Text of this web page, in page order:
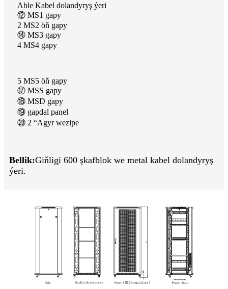
Able Kabel dolandyryş ýeri
⑫ MS1 gapy
2 MS2 öň gapy
⑭ MS3 gapy
4 MS4 gapy
5 MS5 öň gapy
⑰ MSS gapy
⑱ MSD gapy
⑲ gapdal panel
⑳ 2 “Agyr wezipe
Bellik:Giňligi 600 şkafblok we metal kabel dolandyryş
ýeri.